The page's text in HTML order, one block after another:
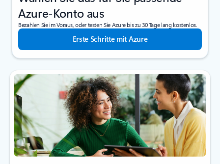
Azure-Konto aus
Bezahlen Sie im Voraus, oder testen Sie Azure bis zu 30 Tage lang kostenlos.
Erste Schritte mit Azure